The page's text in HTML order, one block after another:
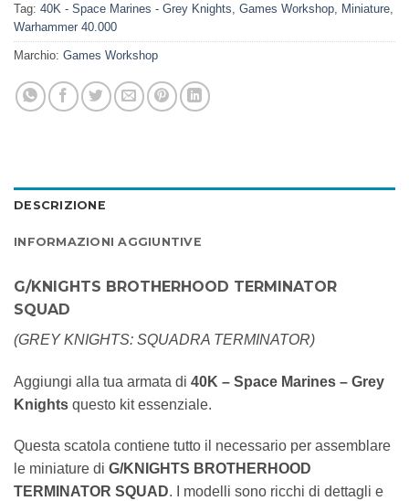
Tag: 40K - Space Marines - Grey Knights Games Workshop Miniature
Warhammer 40.000
Marchio: Games Workshop
DESCRIZIONE
INFORMAZIONI AGGIUNTIVE
G/KNIGHTS BROTHERHOOD TERMINATOR
SQUAD
(GREY KNIGHTS: SQUADRA TERMINATOR)
Aggiungi alla tua armata di 40K – Space Marines – Grey
Knights questo kit essenziale.
Questa scatola contiene tutto il necessario per assemblare
le miniature di G/KNIGHTS BROTHERHOOD
TERMINATOR SQUAD. I modelli sono ricchi di dettagli e